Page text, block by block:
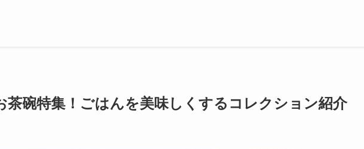
茶碗特集！ごはんを美味しくするコレクション紹介